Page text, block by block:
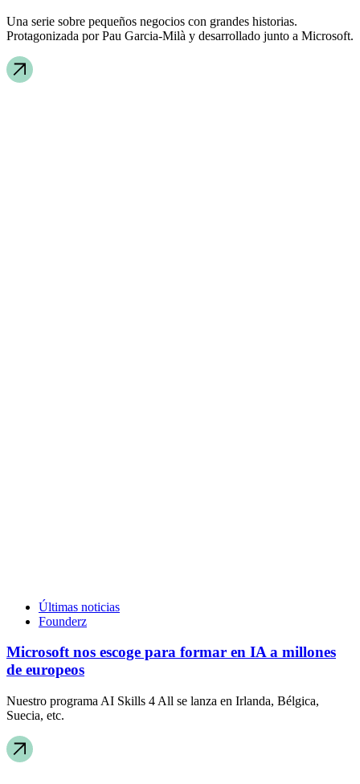
Una serie sobre pequeños negocios con grandes historias.
Protagonizada por Pau Garcia-Milà y desarrollado junto a Microsoft.
Últimas noticias
Founderz
Microsoft nos escoge para formar en IA a millones
de europeos
Nuestro programa AI Skills 4 All se lanza en Irlanda, Bélgica,
Suecia, etc.